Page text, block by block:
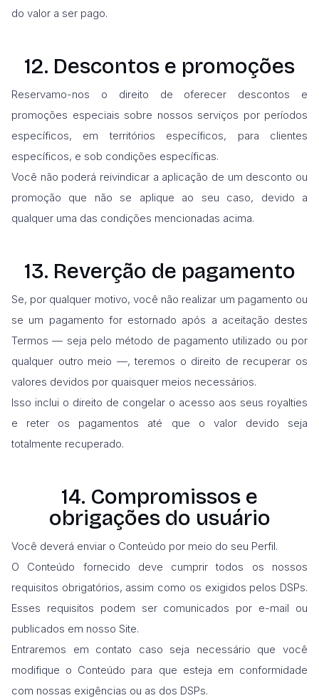
do valor a ser pago.
12. Descontos e promoções
Reservamo-nos o direito de oferecer descontos e
promoções especiais sobre nossos serviços por períodos
específicos, em territórios específicos, para clientes
específicos, e sob condições específicas.
Você não poderá reivindicar a aplicação de um desconto ou
promoção que não se aplique ao seu caso, devido a
qualquer uma das condições mencionadas acima.
13. Reverção de pagamento
Se, por qualquer motivo, você não realizar um pagamento ou
se um pagamento for estornado após a aceitação destes
Termos — seja pelo método de pagamento utilizado ou por
qualquer outro meio —, teremos o direito de recuperar os
valores devidos por quaisquer meios necessários.
Isso inclui o direito de congelar o acesso aos seus royalties
e reter os pagamentos até que o valor devido seja
totalmente recuperado.
14. Compromissos e
obrigações do usuário
Você deverá enviar o Conteúdo por meio do seu Perfil.
O Conteúdo fornecido deve cumprir todos os nossos
requisitos obrigatórios, assim como os exigidos pelos DSPs.
Esses requisitos podem ser comunicados por e-mail ou
publicados em nosso Site.
Entraremos em contato caso seja necessário que você
modifique o Conteúdo para que esteja em conformidade
com nossas exigências ou as dos DSPs.